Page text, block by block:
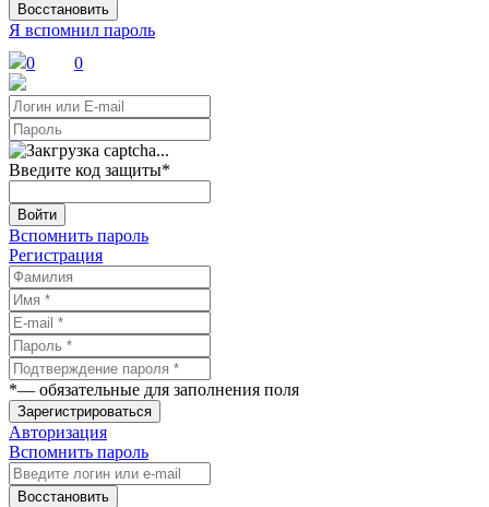
Восстановить
Я вспомнил пароль
0
0
Введите код защиты*
Войти
Вспомнить пароль
Регистрация
*— обязательные для заполнения поля
Зарегистрироваться
Авторизация
Вспомнить пароль
Восстановить